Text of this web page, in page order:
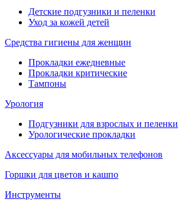
Детские подгузники и пеленки
Уход за кожей детей
Средства гигиены для женщин
Прокладки ежедневные
Прокладки критические
Тампоны
Урология
Подгузники для взрослых и пеленки
Урологические прокладки
Аксессуары для мобильных телефонов
Горшки для цветов и кашпо
Инструменты